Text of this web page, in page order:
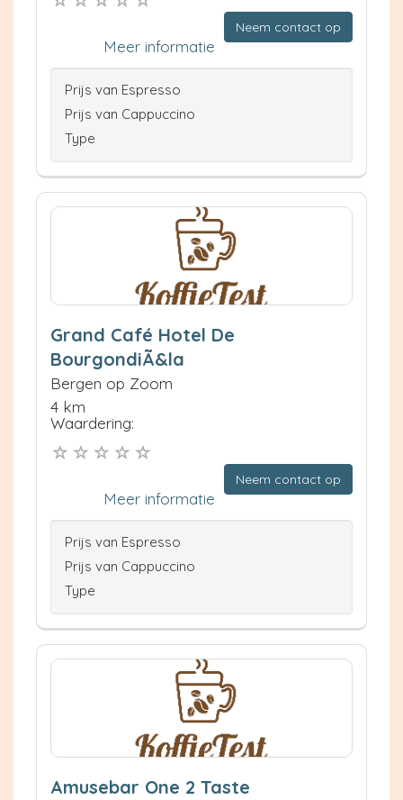
Neem contact op
Meer informatie
Prijs van Espresso
Prijs van Cappuccino
Type
Grand Café Hotel De
BourgondiÃ&la
Bergen op Zoom
4 km
Waardering:
Neem contact op
Meer informatie
Prijs van Espresso
Prijs van Cappuccino
Type
Amusebar One 2 Taste